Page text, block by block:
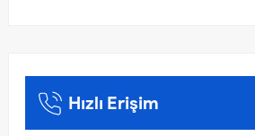
Hızlı Erişim